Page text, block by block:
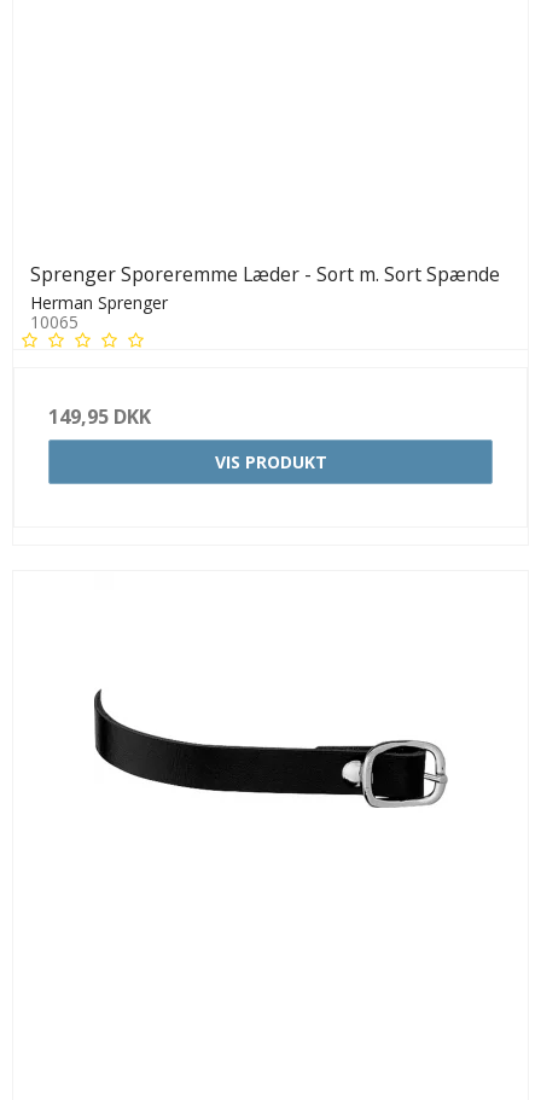
Sprenger Sporeremme Læder - Sort m. Sort Spænde
Herman Sprenger
10065
149,95 DKK
VIS PRODUKT